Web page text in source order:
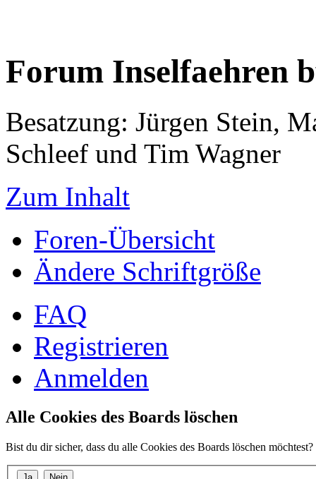
Forum Inselfaehren
Besatzung: Jürgen Stein,
Schleef und Tim Wagner
Zum Inhalt
Foren-Übersicht
Ändere Schriftgröße
FAQ
Registrieren
Anmelden
Alle Cookies des Boards löschen
Bist du dir sicher, dass du alle Cookies des Boards löschen möchtest?